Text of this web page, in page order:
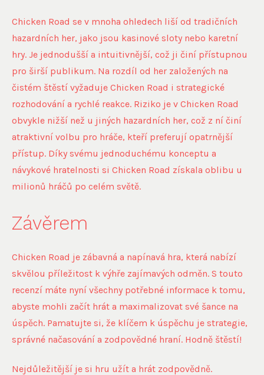
Chicken Road se v mnoha ohledech liší od tradičních
hazardních her, jako jsou kasinové sloty nebo karetní
hry. Je jednodušší a intuitivnější, což ji činí přístupnou
pro širší publikum. Na rozdíl od her založených na
čistém štěstí vyžaduje Chicken Road i strategické
rozhodování a rychlé reakce. Riziko je v Chicken Road
obvykle nižší než u jiných hazardních her, což z ní činí
atraktivní volbu pro hráče, kteří preferují opatrnější
přístup. Díky svému jednoduchému konceptu a
návykové hratelnosti si Chicken Road získala oblibu u
milionů hráčů po celém světě.
Závěrem
Chicken Road je zábavná a napínavá hra, která nabízí
skvělou příležitost k výhře zajímavých odměn. S touto
recenzí máte nyní všechny potřebné informace k tomu,
abyste mohli začít hrát a maximalizovat své šance na
úspěch. Pamatujte si, že klíčem k úspěchu je strategie,
správné načasování a zodpovědné hraní. Hodně štěstí!
Nejdůležitější je si hru užít a hrát zodpovědně.